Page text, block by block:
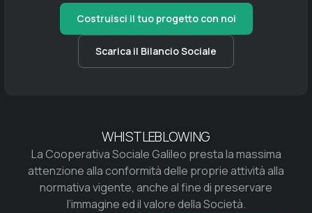
Costruisci il tuo progetto con noi
Scarica il Bilancio Sociale
WHISTLEBLOWING
La Cooperativa Sociale Galileo presta la massima
attenzione alla conformità delle proprie attività alla
normativa vigente, anche al fine di preservare
l’immagine ed il valore della Società.